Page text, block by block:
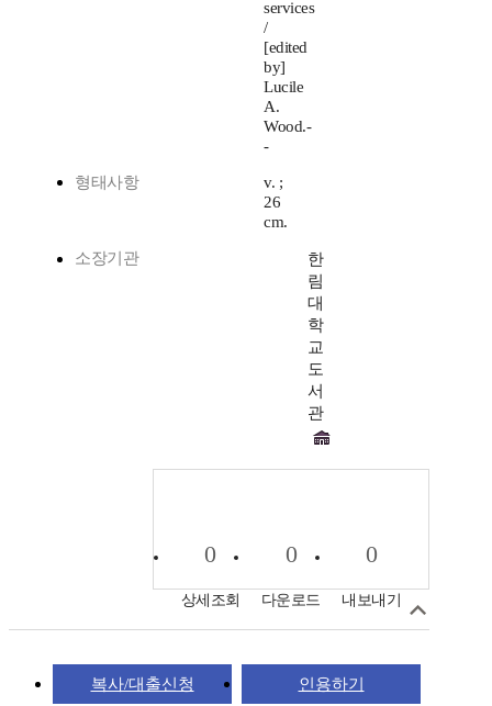
services
/
[edited
by]
Lucile
A.
Wood.-
-
형태사항
v. ;
26
cm.
소장기관
한
림
대
학
교
도
서
관
0
상세조회
0
다운로드
0
내보내기
복사/대출신청 인용하기